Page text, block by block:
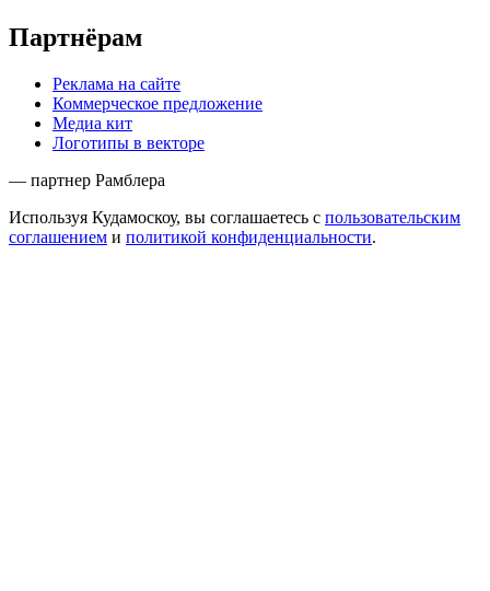
Партнёрам
Реклама на сайте
Коммерческое предложение
Медиа кит
Логотипы в векторе
— партнер Рамблера
Используя Кудамоскоу, вы соглашаетесь с пользовательским
соглашением и политикой конфиденциальности.